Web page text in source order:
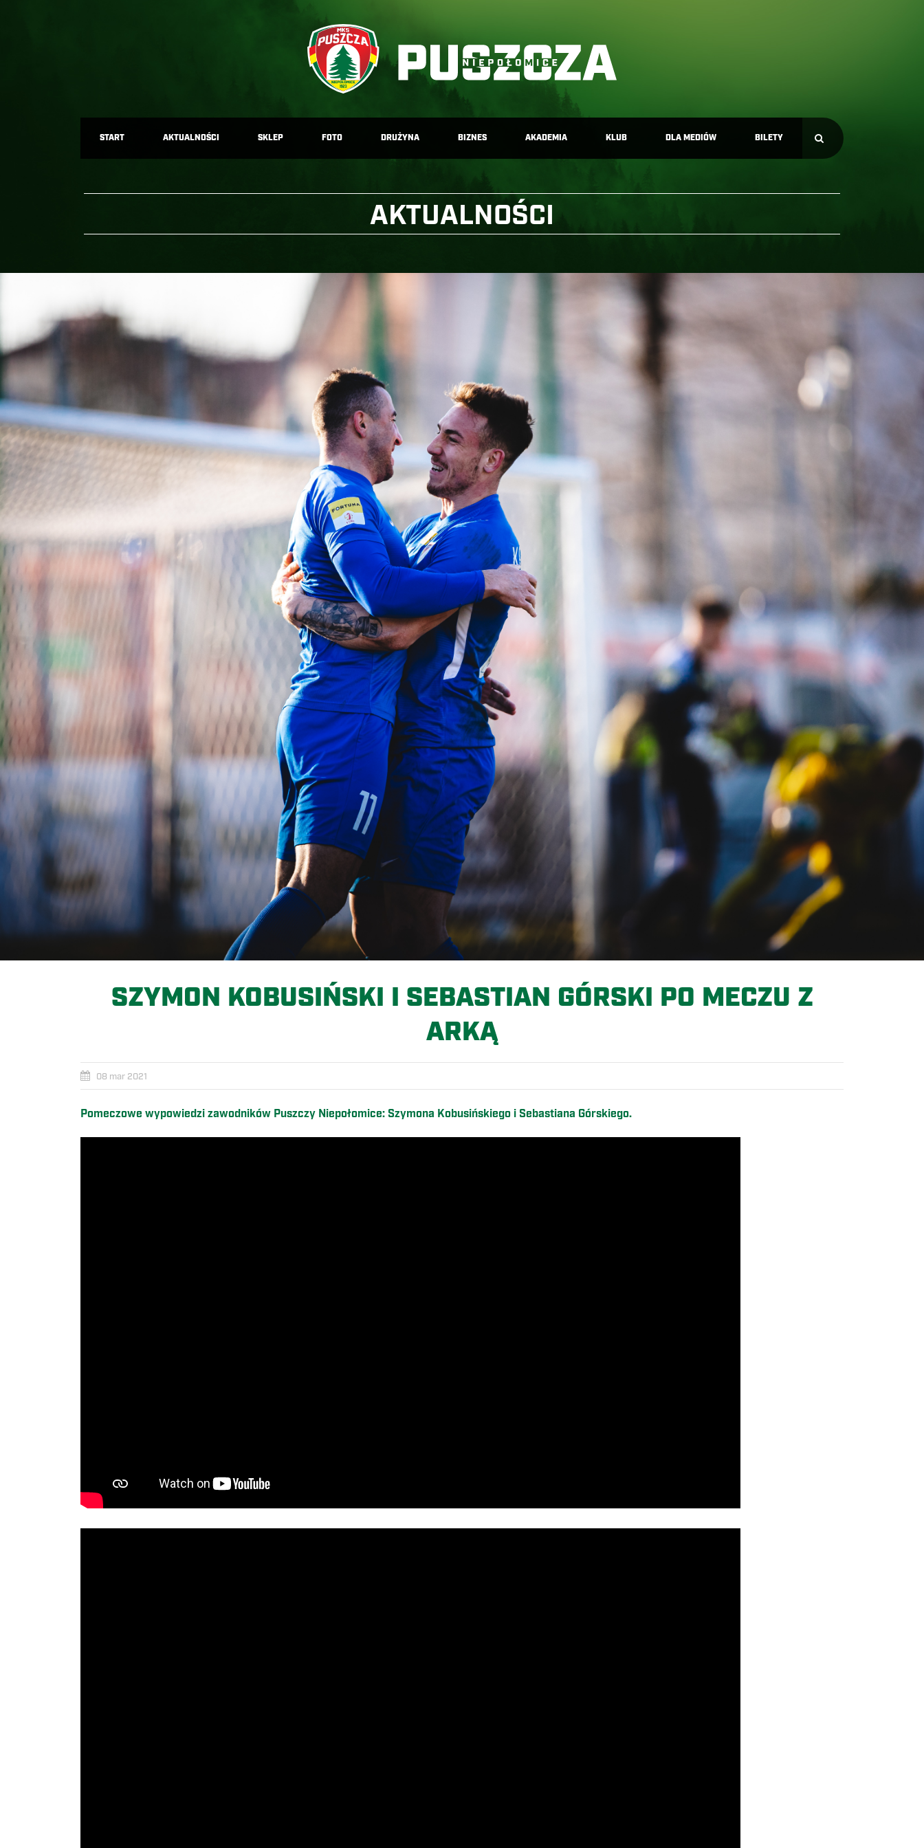
START AKTUALNOŚCI SKLEP FOTO DRUŻYNA BIZNES AKADEMIA KLUB DLA MEDIÓW BILETY
AKTUALNOŚCI
SZYMON KOBUSIŃSKI I SEBASTIAN GÓRSKI PO MECZU Z
ARKĄ
08 mar 2021
Pomeczowe wypowiedzi zawodników Puszczy Niepołomice: Szymona Kobusińskiego i Sebastiana Górskiego.